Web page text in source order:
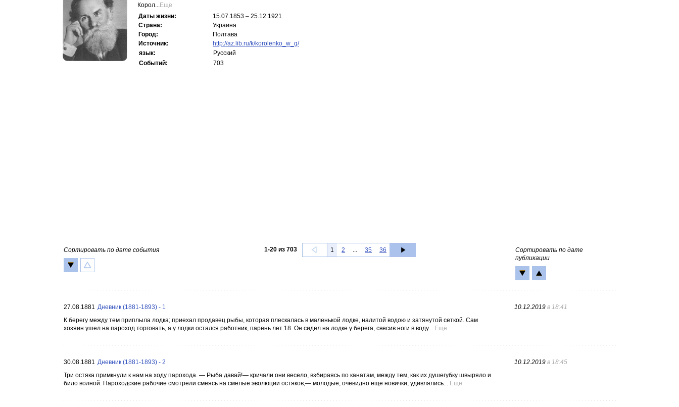
Корол...Ещё
Даты жизни:
15.07.1853 – 25.12.1921
Страна:
Украина
Город:
Полтава
Источник:
http://az.lib.ru/k/korolenko_w_g/
язык:
Русский
Событий:
703
Сортировать по дате события 1-20 из 703 1 2 ... 35 36
Сортировать по дате
публикации
27.08.1881 Дневник (1881-1893) - 1
К берегу между тем приплыла лодка; приехал продавец рыбы, которая плескалась в маленькой лодке, налитой водою и затянутой сеткой. Сам
хозяин ушел на пароход торговать, а у лодки остался работник, парень лет 18. Он сидел на лодке у берега, свесив ноги в воду... Ещё
10.12.2019 в 18:41
30.08.1881 Дневник (1881-1893) - 2
Три остяка примкнули к нам на ходу парохода. — Рыба давай!— кричали они весело, взбираясь по канатам, между тем, как их душегубку швыряло и
било волной. Пароходские рабочие смотрели смеясь на смелые эволюции остяков,— молодые, очевидно еще новички, удивлялись... Ещё
10.12.2019 в 18:45